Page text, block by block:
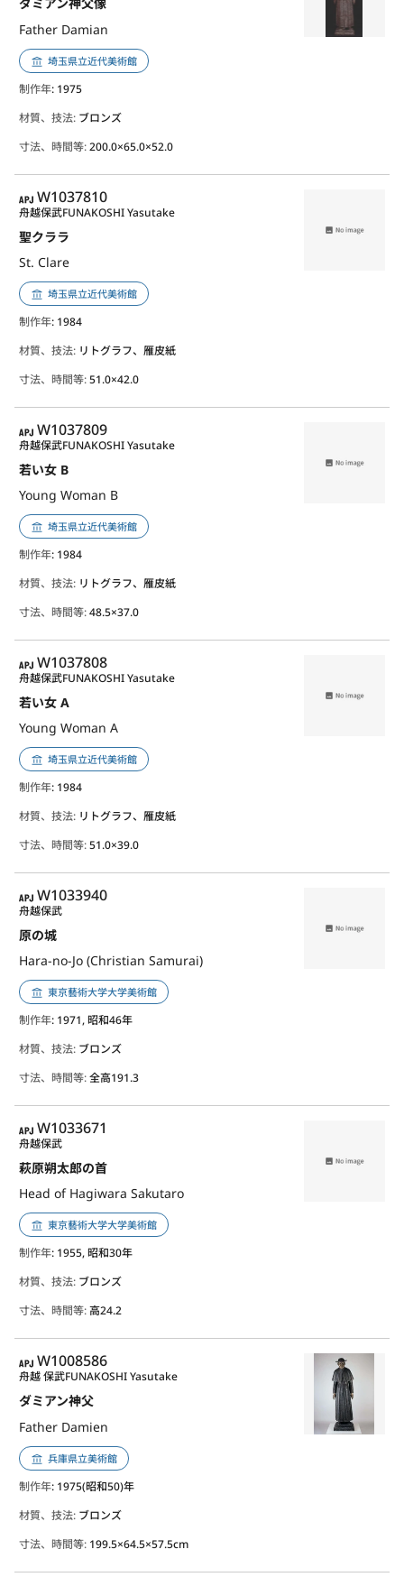
ダミアン神父像
Father Damian
埼玉県立近代美術館
制作年: 1975
材質、技法: ブロンズ
寸法、時間等:200.0×65.0×52.0
APJ
W1037810
聖クララ
St. Clare
舟越保武FUNAKOSHI Yasutake
埼玉県立近代美術館
制作年: 1984
材質、技法: リトグラフ、雁皮紙
寸法、時間等:51.0×42.0
APJ
W1037809
若い女 B
Young Woman B
舟越保武FUNAKOSHI Yasutake
埼玉県立近代美術館
制作年: 1984
材質、技法: リトグラフ、雁皮紙
寸法、時間等:48.5×37.0
APJ
W1037808
若い女 A
Young Woman A
舟越保武FUNAKOSHI Yasutake
埼玉県立近代美術館
制作年: 1984
材質、技法: リトグラフ、雁皮紙
寸法、時間等:51.0×39.0
APJ
W1033940
原の城
Hara-no-Jo (Christian Samurai)
舟越保武
東京藝術大学大学美術館
制作年: 1971, 昭和46年
材質、技法: ブロンズ
寸法、時間等:全高191.3
APJ
W1033671
萩原朔太郎の首
Head of Hagiwara Sakutaro
舟越保武
東京藝術大学大学美術館
制作年: 1955, 昭和30年
材質、技法: ブロンズ
寸法、時間等:高24.2
APJ
W1008586
ダミアン神父
Father Damien
舟越 保武FUNAKOSHI Yasutake
兵庫県立美術館
制作年: 1975(昭和50)年
材質、技法: ブロンズ
寸法、時間等: 199.5×64.5×57.5cm